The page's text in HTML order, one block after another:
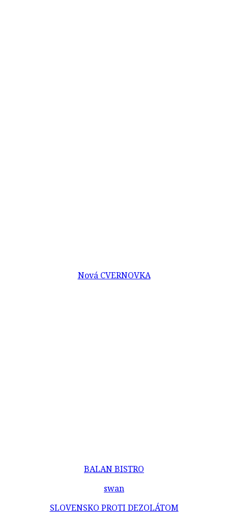
Nová CVERNOVKA
BALAN BISTRO
swan
SLOVENSKO PROTI DEZOLÁTOM